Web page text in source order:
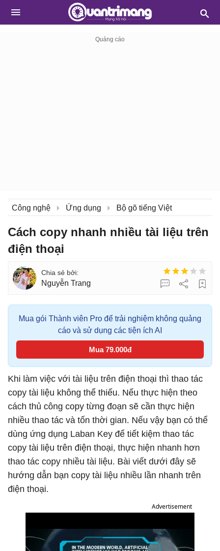
Công nghệ Ứng dụng Bộ gõ tiếng Việt
Cách copy nhanh nhiều tài liệu trên
điện thoại
Nguyễn Trang
Mua gói Thành viên Pro để trải nghiệm không quảng
cáo và sử dụng các tiện ích AI
Mua 79.000đ
Khi làm việc với tài liệu trên điện thoại thì thao tác
copy tài liệu không thể thiếu. Nếu thực hiện theo
cách thủ công copy từng đoạn sẽ cần thực hiện
nhiều thao tác và tốn thời gian. Nếu vậy bạn có thể
dùng ứng dụng Laban Key để tiết kiệm thao tác
copy tài liệu trên điện thoại, thực hiện nhanh hơn
thao tác copy nhiều tài liệu. Bài viết dưới đây sẽ
hướng dẫn bạn copy tài liệu nhiều lần nhanh trên
điện thoại.
Advertisement